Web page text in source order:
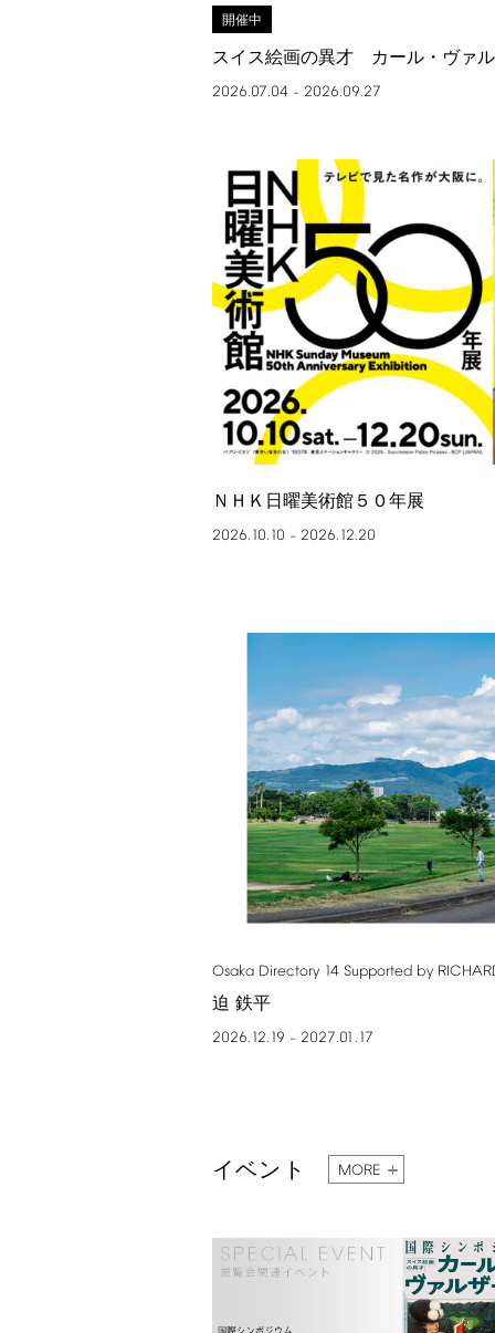
開催中
スイス絵画の異才 カール・ヴァ
2026.07.04 – 2026.09.27
ＮＨＫ日曜美術館５０年展
2026.10.10 – 2026.12.20
Osaka Directory 14 Supported by
迫 鉄平
2026.12.19 – 2027.01.17
イベント MORE